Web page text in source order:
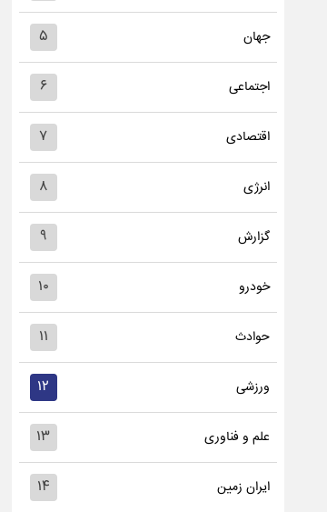
جهان ۵
اجتماعی ۶
اقتصادی ۷
انرژی ۸
گزارش ۹
خودرو ۱۰
حوادث ۱۱
ورزشی ۱۲
علم و فناوری ۱۳
ایران زمین ۱۴